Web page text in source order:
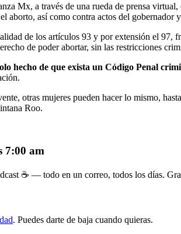
Mx, a través de una rueda de prensa
así como contra actos del gobernador
de los artículos 93 y por extensión el 97,
de poder abortar, sin las restricciones
hecho de que exista un Código Penal
otras mujeres pueden hacer lo mismo,
Roo.
7:00 am
☕ — todo en un correo, todos los días.
. Puedes darte de baja cuando quieras.